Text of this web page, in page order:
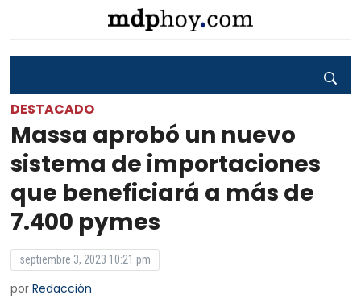
DESTACADO
Massa aprobó un nuevo
sistema de importaciones
que beneficiará a más de
7.400 pymes
septiembre 3, 2023 10:21 pm
porRedacción